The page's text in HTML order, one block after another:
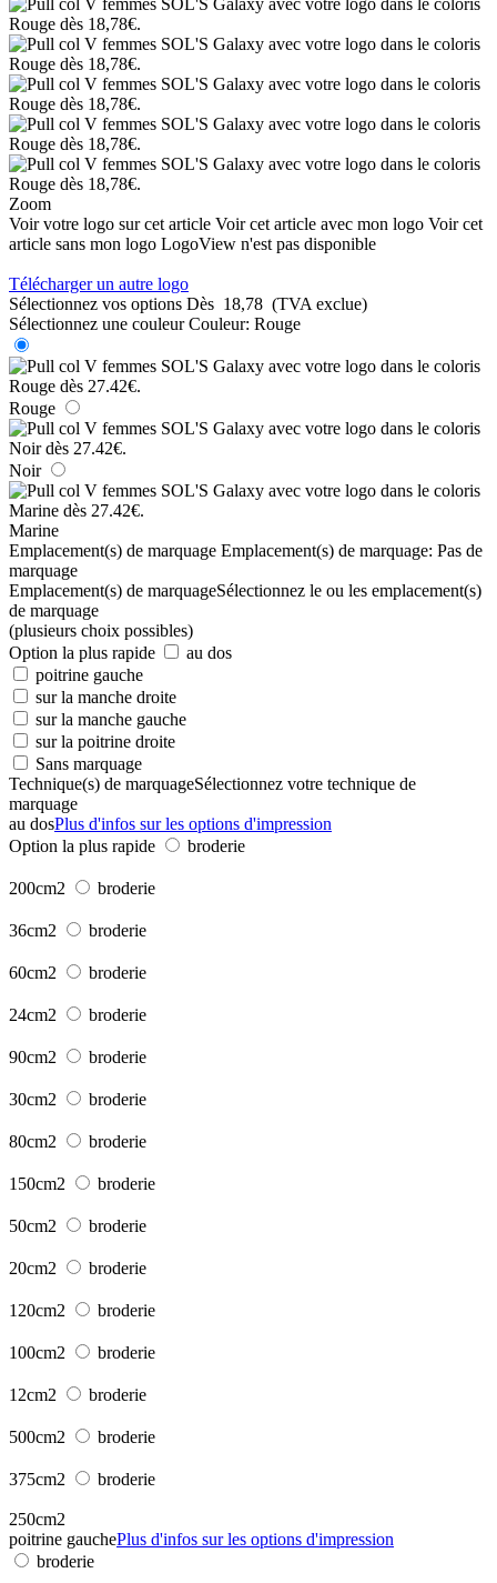
Zoom
Voir votre logo sur cet article Voir cet article avec mon logo Voir cet
article sans mon logo LogoView n'est pas disponible
Télécharger un autre logo
Sélectionnez vos options Dès 18,78 (TVA exclue)
Sélectionnez une couleur Couleur: Rouge
Rouge
Noir
Marine
Emplacement(s) de marquage Emplacement(s) de marquage: Pas de
marquage
Emplacement(s) de marquageSélectionnez le ou les emplacement(s)
de marquage
(plusieurs choix possibles)
Option la plus rapide
au dos
poitrine gauche
sur la manche droite
sur la manche gauche
sur la poitrine droite
Sans marquage
Technique(s) de marquageSélectionnez votre technique de
marquage
au dosPlus d'infos sur les options d'impression
Option la plus rapide
broderie
200cm2 broderie
36cm2 broderie
60cm2 broderie
24cm2 broderie
90cm2 broderie
30cm2 broderie
80cm2 broderie
150cm2 broderie
50cm2 broderie
20cm2 broderie
120cm2 broderie
100cm2 broderie
12cm2 broderie
500cm2 broderie
375cm2 broderie
250cm2
poitrine gauchePlus d'infos sur les options d'impression
broderie